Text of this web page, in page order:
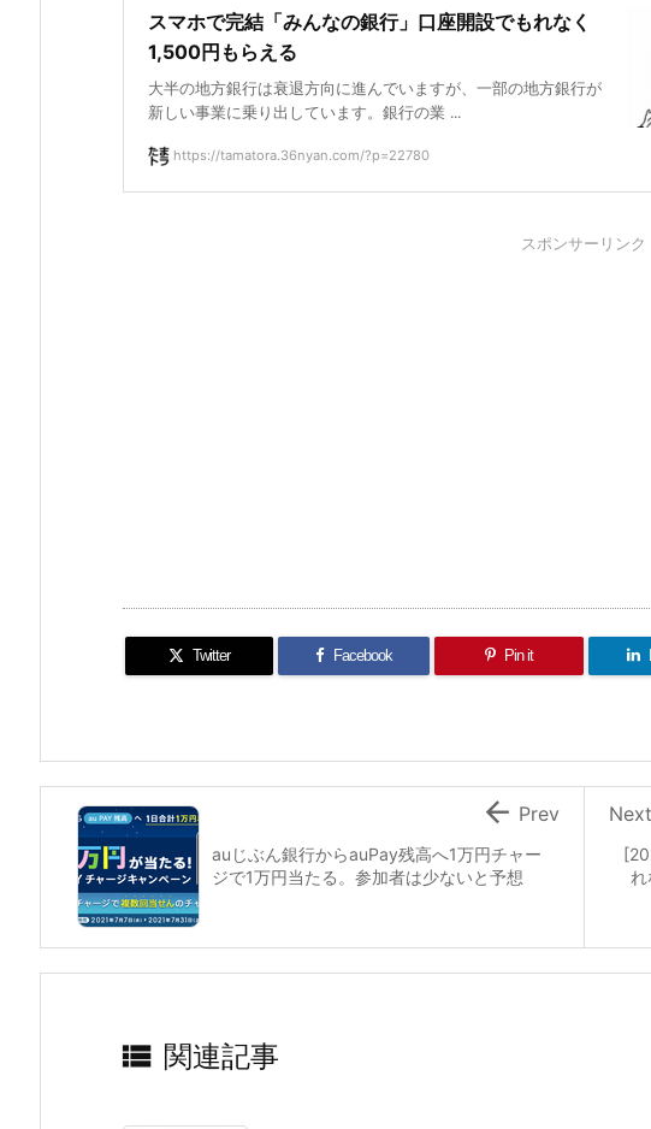
スマホで完結「みんなの銀行」口座開設でもれなく
1,500円もらえる
大半の地方銀行は衰退方向に進んでいますが、一部の地方銀行が
新しい事業に乗り出しています。銀行の業 ...
https://tamatora.36nyan.com/?p=22780
スポンサーリンク
Twitter Facebook Pin it
Next
auじぶん銀行からauPay残高へ1万円チャー
ジで1万円当たる。参加者は少ないと予想
 Prev
 関連記事